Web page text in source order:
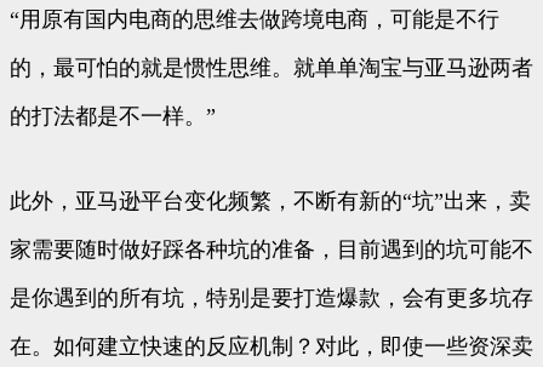
“用原有国内电商的思维去做跨境电商，可能是不行
的，最可怕的就是惯性思维。就单单淘宝与亚马逊两者
的打法都是不一样。”
此外，亚马逊平台变化频繁，不断有新的“坑”出来，卖
家需要随时做好踩各种坑的准备，目前遇到的坑可能不
是你遇到的所有坑，特别是要打造爆款，会有更多坑存
在。如何建立快速的反应机制？对此，即使一些资深卖